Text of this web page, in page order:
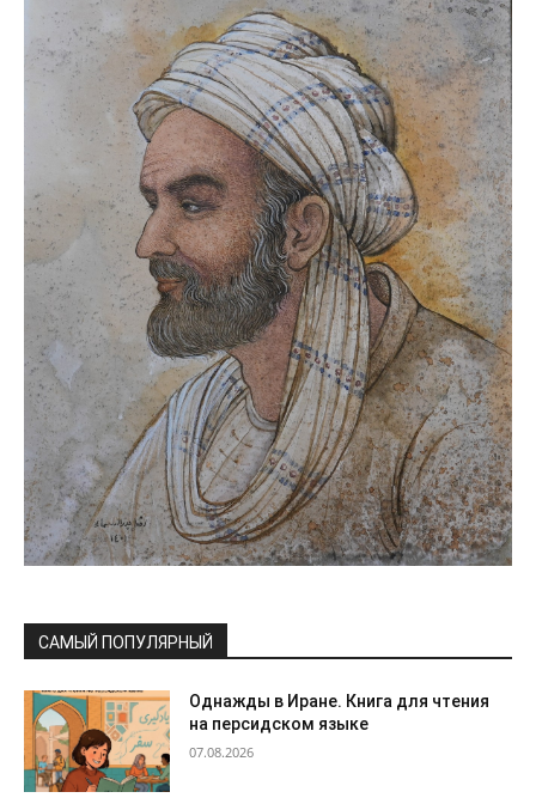
САМЫЙ ПОПУЛЯРНЫЙ
Однажды в Иране. Книга для чтения
на персидском языке
07.08.2026